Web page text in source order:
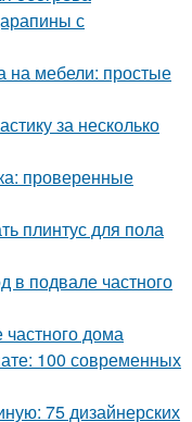
с
на мебели: простые
за несколько
проверенные
плинтус для пола
в подвале частного
частного дома
100 современных
75 дизайнерских